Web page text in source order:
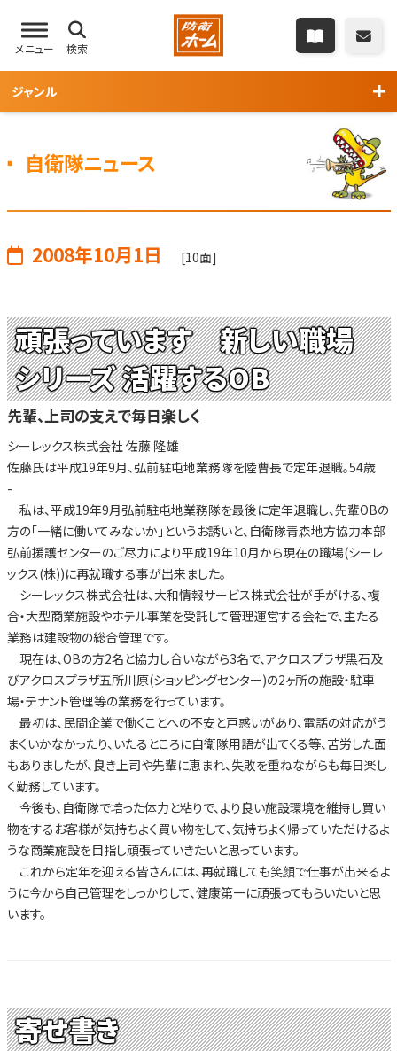
メニュー 検索
ジャンル
自衛隊ニュース
2008年10月1日 [10面]
頑張っています 新しい職場
シリーズ 活躍するOB
先輩、上司の支えで毎日楽しく
シーレックス株式会社 佐藤 隆雄
佐藤氏は平成19年9月、弘前駐屯地業務隊を陸曹長で定年退職。54歳
-
私は、平成19年9月弘前駐屯地業務隊を最後に定年退職し、先輩OBの
方の「一緒に働いてみないか」というお誘いと、自衛隊青森地方協力本部
弘前援護センターのご尽力により平成19年10月から現在の職場(シーレ
ックス(株))に再就職する事が出来ました。
シーレックス株式会社は、大和情報サービス株式会社が手がける、複
合・大型商業施設やホテル事業を受託して管理運営する会社で、主たる
業務は建設物の総合管理です。
現在は、OBの方2名と協力し合いながら3名で、アクロスプラザ黒石及
びアクロスプラザ五所川原(ショッピングセンター)の2ヶ所の施設・駐車
場・テナント管理等の業務を行っています。
最初は、民間企業で働くことへの不安と戸惑いがあり、電話の対応がう
まくいかなかったり、いたるところに自衛隊用語が出てくる等、苦労した面
もありましたが、良き上司や先輩に恵まれ、失敗を重ねながらも毎日楽し
く勤務しています。
今後も、自衛隊で培った体力と粘りで、より良い施設環境を維持し買い
物をするお客様が気持ちよく買い物をして、気持ちよく帰っていただけるよ
うな商業施設を目指し頑張っていきたいと思っています。
これから定年を迎える皆さんには、再就職しても笑顔で仕事が出来るよ
うに今から自己管理をしっかりして、健康第一に頑張ってもらいたいと思
います。
寄せ書き